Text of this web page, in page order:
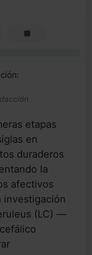
etapas
en
duraderos
la
afectivos
investigación
(LC) —